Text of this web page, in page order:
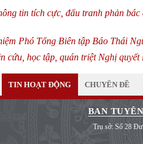
tin tích cực, đấu tranh phản
Phó Tổng Biên tập Báo Thái
cứu, học tập, quán triệt Nghị
TIN HOẠT ĐỘNG CHUYÊN ĐỀ
BAN
Trụ sở: Số 28